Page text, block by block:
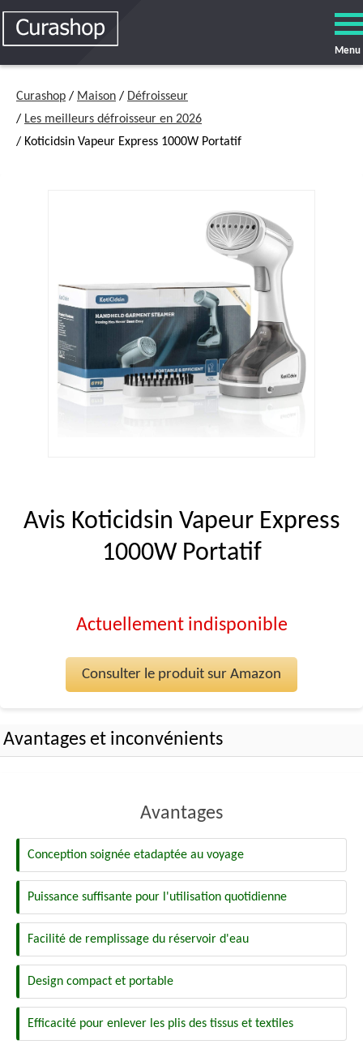
Menu
Curashop / Maison / Défroisseur
/ Les meilleurs défroisseur en 2026
/ Koticidsin Vapeur Express 1000W Portatif
Avis Koticidsin Vapeur Express
1000W Portatif
Actuellement indisponible
Consulter le produit sur Amazon
Avantages et inconvénients
Avantages
Conception soignée etadaptée au voyage
Puissance suffisante pour l'utilisation quotidienne
Facilité de remplissage du réservoir d'eau
Design compact et portable
Efficacité pour enlever les plis des tissus et textiles